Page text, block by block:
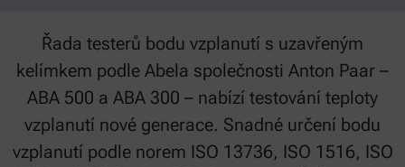
Řada testerů bodu vzplanutí s uzavřeným
kelímkem podle Abela společnosti Anton Paar –
ABA 500 a ABA 300 – nabízí testování teploty
vzplanutí nové generace. Snadné určení bodu
vzplanutí podle norem ISO 13736, ISO 1516, ISO